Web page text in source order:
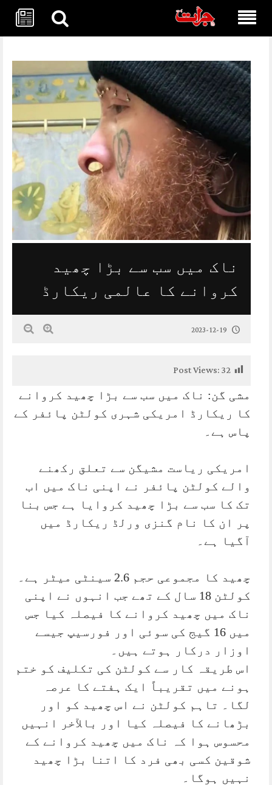
ناک میں سب سے بڑا چھید
کروانے کا عالمی ریکارڈ
2023-12-19
Post Views:32
مشی گن: ناک میں سب سے بڑا چھید کروانے
کا ریکارڈ امریکی شہری کولٹن پائفر کے
پاس ہے۔
امریکی ریاست مشیگن سے تعلق رکھنے
والے کولٹن پائفر نے اپنی ناک میں اب
تک کا سب سے بڑا چھید کروایا ہے جس بنا
پر ان کا نام گنزی ورلڈ ریکارڈ میں
آگیا ہے۔
چھید کا مجموعی حجم 2.6 سینٹی میٹر ہے۔
کولٹن 18 سال کے تھے جب انہوں نے اپنی
ناک میں چھید کروانے کا فیصلہ کیا جس
میں 16 گیج کی سوئی اور فورسیپ جیسے
اوزار درکار ہوتے ہیں۔
اس طریقہ کار سے کولٹن کی تکلیف کو ختم
ہونے میں تقریباً ایک ہفتے کا عرصہ
لگا۔ تاہم کولٹن نے اس چھید کو اور
بڑھانے کا فیصلہ کیا اور بالآخر انہیں
محسوس ہوا کہ ناک میں چھید کروانے کے
شوقین کسی بھی فرد کا اتنا بڑا چھید
نہیں ہوگا۔